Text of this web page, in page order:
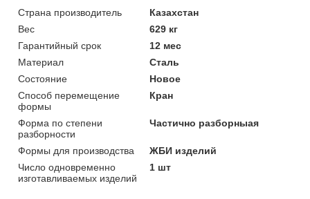
Страна производитель
Казахстан
Вес
629 кг
Гарантийный срок
12 мес
Материал
Сталь
Состояние
Новое
Способ перемещение
формы
Кран
Форма по степени
разборности
Частично разборныая
Формы для производства
ЖБИ изделий
Число одновременно
изготавливаемых изделий
1 шт